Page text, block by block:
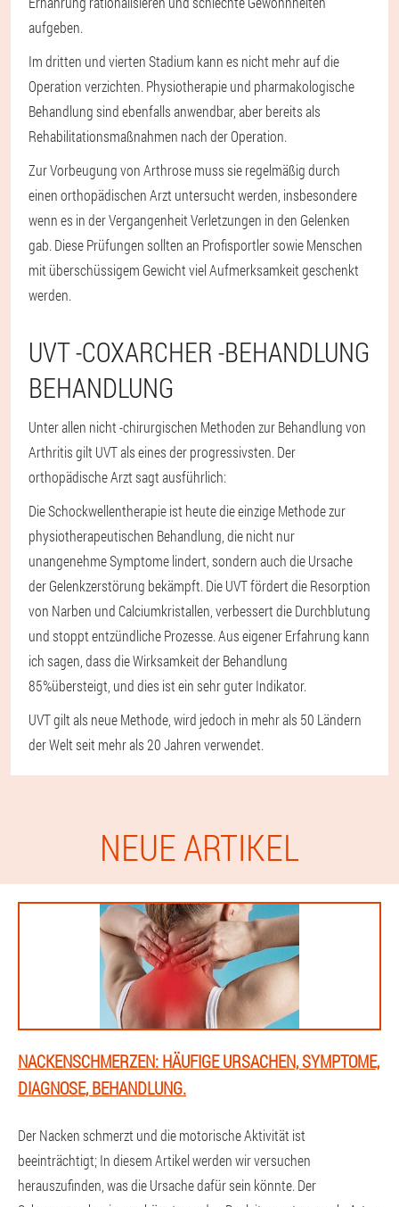
aufgeben.
Im dritten und vierten Stadium kann es nicht mehr auf die
Operation verzichten. Physiotherapie und pharmakologische
Behandlung sind ebenfalls anwendbar, aber bereits als
Rehabilitationsmaßnahmen nach der Operation.
Zur Vorbeugung von Arthrose muss sie regelmäßig durch
einen orthopädischen Arzt untersucht werden, insbesondere
wenn es in der Vergangenheit Verletzungen in den Gelenken
gab. Diese Prüfungen sollten an Profisportler sowie Menschen
mit überschüssigem Gewicht viel Aufmerksamkeit geschenkt
werden.
UVT -COXARCHER -BEHANDLUNG
BEHANDLUNG
Unter allen nicht -chirurgischen Methoden zur Behandlung von
Arthritis gilt UVT als eines der progressivsten. Der
orthopädische Arzt sagt ausführlich:
Die Schockwellentherapie ist heute die einzige Methode zur
physiotherapeutischen Behandlung, die nicht nur
unangenehme Symptome lindert, sondern auch die Ursache
der Gelenkzerstörung bekämpft. Die UVT fördert die Resorption
von Narben und Calciumkristallen, verbessert die Durchblutung
und stoppt entzündliche Prozesse. Aus eigener Erfahrung kann
ich sagen, dass die Wirksamkeit der Behandlung
85%übersteigt, und dies ist ein sehr guter Indikator.
UVT gilt als neue Methode, wird jedoch in mehr als 50 Ländern
der Welt seit mehr als 20 Jahren verwendet.
NEUE ARTIKEL
NACKENSCHMERZEN: HÄUFIGE URSACHEN, SYMPTOME,
DIAGNOSE, BEHANDLUNG.
Der Nacken schmerzt und die motorische Aktivität ist
beeinträchtigt; In diesem Artikel werden wir versuchen
herauszufinden, was die Ursache dafür sein könnte. Der